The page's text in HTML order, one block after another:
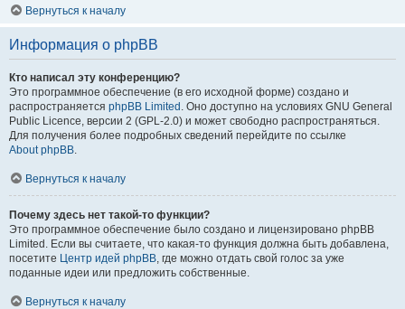
Вернуться к началу
Информация о phpBB
Кто написал эту конференцию?
Это программное обеспечение (в его исходной форме) создано и
распространяется phpBB Limited . Оно доступно на условиях GNU General
Public Licence, версии 2 (GPL-2.0) и может свободно распространяться.
Для получения более подробных сведений перейдите по ссылке
About phpBB.
Вернуться к началу
Почему здесь нет такой-то функции?
Это программное обеспечение было создано и лицензировано phpBB
Limited. Если вы считаете, что какая-то функция должна быть добавлена,
посетите Центр идей phpBB, где можно отдать свой голос за уже
поданные идеи или предложить собственные.
Вернуться к началу